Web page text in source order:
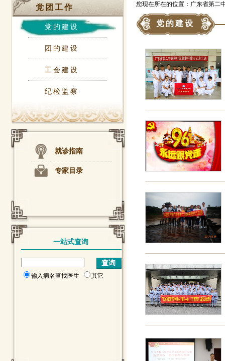
党团工作
党的建设
团的建设
工会建设
纪检监察
就诊指南
专家目录
一站式查询
输入病名查找医生 其它
您现在所在的位置：广东省第二
党的建设